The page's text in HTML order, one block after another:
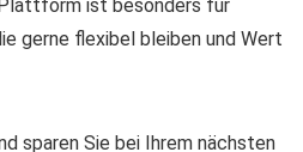
ist besonders für
gerne flexibel bleiben und Wert
sparen Sie bei Ihrem nächsten